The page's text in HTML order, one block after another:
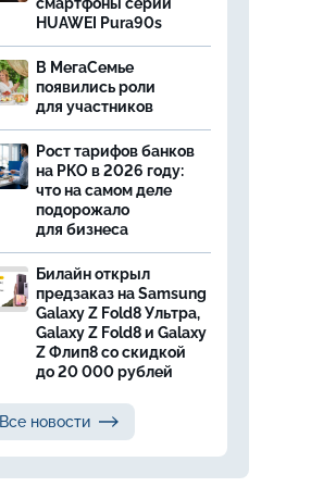
HUAWEI Pura90s
В МегаСемье
появились роли
для участников
Рост тарифов банков
на РКО в 2026 году:
что на самом деле
подорожало
для бизнеса
Билайн открыл
предзаказ на Samsung
Galaxy Z Fold8 Ультра,
Galaxy Z Fold8 и Galaxy
Z Флип8 со скидкой
до 20 000 рублей
Все новости